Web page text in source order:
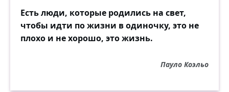
Есть люди, которые родились на свет,
чтобы идти по жизни в одиночку, это не
плохо и не хорошо, это жизнь.
Пауло Коэльо